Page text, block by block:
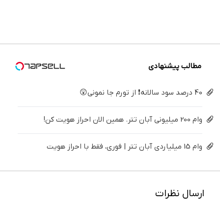
میلیون !
کن
کننده
مطالب پیشنهادی
40 درصد سود سالانه❗ از تورم جا نمونی😲
وام 200 میلیونی آبان تتر. همین الان احراز هویت کن!
وام 15 میلیاردی آبان تتر | فوری، فقط با احراز هویت
ارسال نظرات